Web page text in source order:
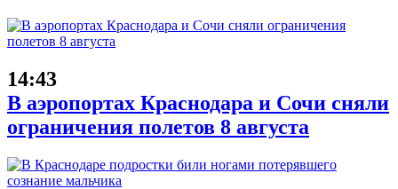
14:43
В аэропортах Краснодара и Сочи сняли
ограничения полетов 8 августа